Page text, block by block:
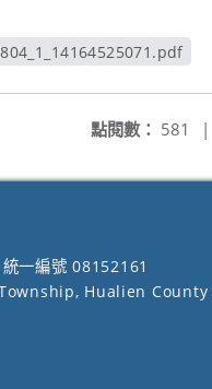
點閱數： 581 |
一編號 08152161
Hualien